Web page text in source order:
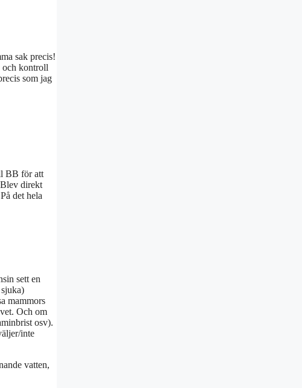
sak precis!
och kontroll
som jag
BB för att
direkt
det hela
sett en
mammors
Och om
osv).
inte
vatten,